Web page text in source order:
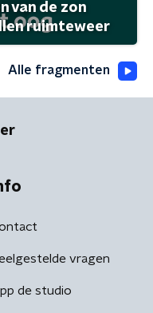
van de zon
ruimteweer
Alle fragmenten
vragen
de studio